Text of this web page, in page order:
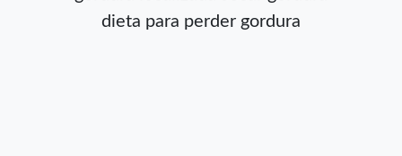
dieta para perder gordura